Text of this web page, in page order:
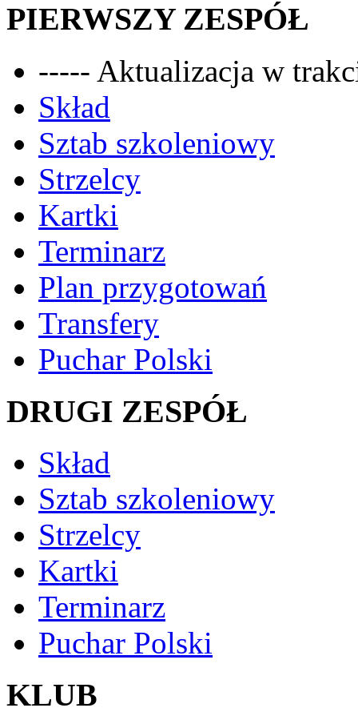
PIERWSZY ZESPÓŁ
----- Aktualizacja w
Skład
Sztab szkoleniowy
Strzelcy
Kartki
Terminarz
Plan przygotowań
Transfery
Puchar Polski
DRUGI ZESPÓŁ
Skład
Sztab szkoleniowy
Strzelcy
Kartki
Terminarz
Puchar Polski
KLUB